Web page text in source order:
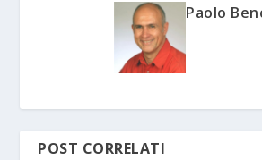
Paolo
POST CORRELATI